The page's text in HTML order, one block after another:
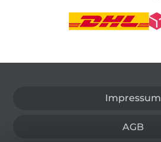
Impressum
AGB